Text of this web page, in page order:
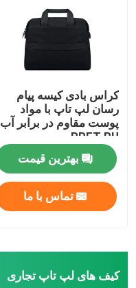
کراس بادی کیسه پیام
رسان لپ تاپ با مواد
پوست مقاوم در برابر آب
RPET PU
بهترین قیمت
تماس با ما
کیف های لپ تاپ تجاری